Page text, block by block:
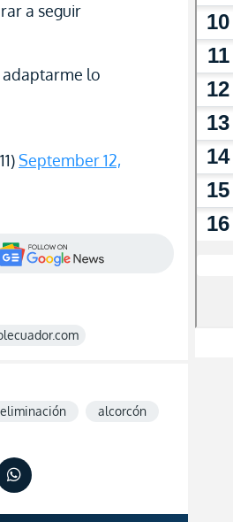
a seguir
lo
September 12,
eliminación alcorcón